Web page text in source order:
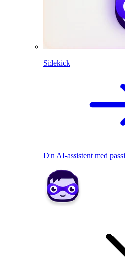
Sidekick
Din AI-assistent med